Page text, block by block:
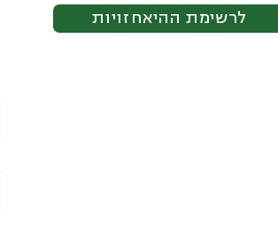
לרשימת ההיאחזויות